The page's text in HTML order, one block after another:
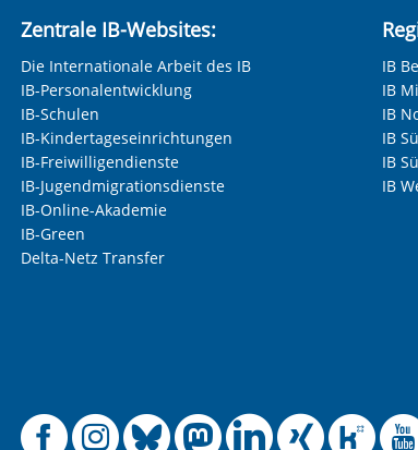
Zentrale IB-Websites:
Die Internationale Arbeit des IB
IB-Personalentwicklung
IB-Schulen
IB-Kindertageseinrichtungen
IB-Freiwilligendienste
IB-Jugendmigrationsdienste
IB-Online-Akademie
IB-Green
Delta-Netz Transfer
IB
IB
IB
IB
IB
IB